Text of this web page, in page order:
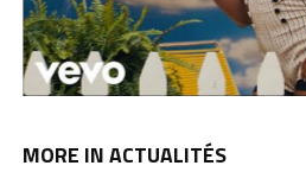
MORE IN ACTUALITÉS